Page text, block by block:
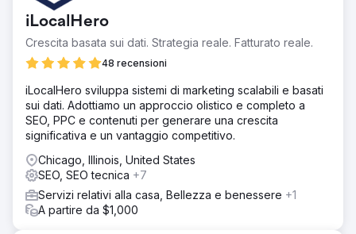
iLocalHero
Crescita basata sui dati. Strategia reale. Fatturato reale.
48 recensioni
iLocalHero sviluppa sistemi di marketing scalabili e basati
sui dati. Adottiamo un approccio olistico e completo a
SEO, PPC e contenuti per generare una crescita
significativa e un vantaggio competitivo.
Chicago, Illinois, United States
SEO, SEO tecnica +7
Servizi relativi alla casa, Bellezza e benessere +1
A partire da $1,000